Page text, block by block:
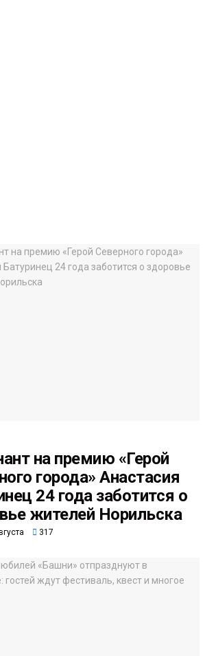
на премию «Герой
города» Анастасия
24 года заботится о
жителей Норильска
317